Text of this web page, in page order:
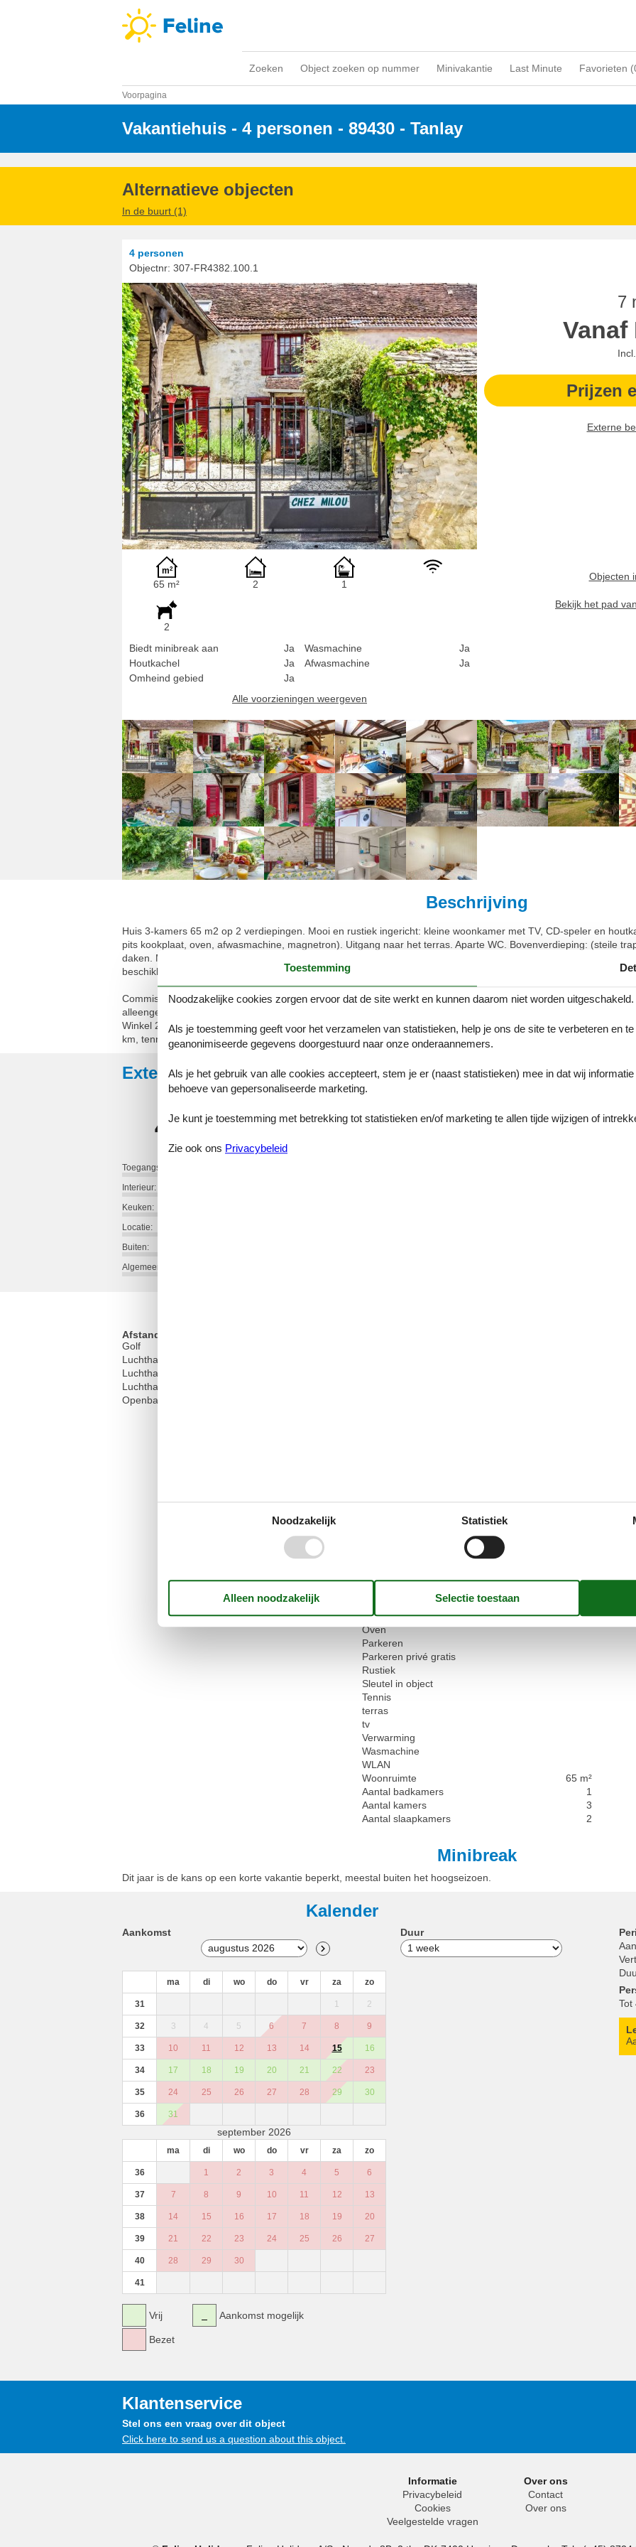
Zoeken Object zoeken op nummer Minivakantie Last Minute Favorieten (
Voorpagina
Vakantiehuis - 4 personen - 89430 - Tanlay
Alternatieve objecten
In de buurt (1)
4 personen
Objectnr: 307-FR4382.100.1
7
Vanaf
Prijzen
Externe
65 m² 2 1
2
Biedt minibreak aan
Ja
Houtkachel
Ja
Omheind gebied
Ja
Wasmachine
Ja
Afwasmachine
Ja
Alle voorzieningen weergeven
Objecten
Bekijk het pad
Beschrijving
Huis 3-kamers 65 m2 op 2 verdiepingen. Mooi en rustiek ingericht: kleine woonkamer met TV, CD-speler en
pits kookplaat, oven, afwasmachine, magnetron). Uitgang naar het terras. Aparte WC. Bovenverdieping: (steile
daken. Met afgeschuinde daken, 1 kamer met 2 bedden (90 cm). Douche/WC. Terrasmeubelen. Mooi uitzicht op
beschikking: wasmachine. Internet (WiFi, gratis). Parkeerplaats. Maximaal 2 huisdieren/honden toegestaan.
Commissey 2 km van Tanlay: Mooi, rustieke cottage "Chez Milou". Aan de rand van de plaats, rustige ligging, 50
alleengebruik: terrein 30 m2 (omheind) met planten en bloemen, binnenplaats. Terras, tuinmeubelen, barbecue.
Winkel 2 km, supermarkt 2 km, winkelcentrum 9 km, restaurant 2 km, bar 2 km, café 2 km, bushalte 8 km,
km, tennis 2 km, sportcentrum 9 km. Auto noodzakelijk. Niet geschikt voor kinderen onder 8 jaar. De eigenaar
Externe beoordelingen Onze
4,6
Toegangsweg:
Interieur:
Keuken:
Locatie:
Buiten:
Algemeen:
Geen gedetailleerde
Afstand
Golf
Luchthaven ANNE
Luchthaven CDG
Luchthaven ORY
Openbaar vervoer
Omheind
Oven
Parkeren
Parkeren privé gratis
Rustiek
Sleutel in object
Tennis
terras
tv
Verwarming
Wasmachine
WLAN
Woonruimte
65 m²
Aantal badkamers
1
Aantal kamers
3
Aantal slaapkamers
2
Minibreak
Dit jaar is de kans op een korte vakantie beperkt, meestal buiten het hoogseizoen.
Kalender
Aankomst
ma di wo do vr za zo
31 1 2
32 3 4 5 6 7 8 9
33 10 11 12 13 14 15 16
34 17 18 19 20 21 22 23
35 24 25 26 27 28 29 30
36 31
september 2026
ma di wo do vr za zo
36 1 2 3 4 5 6
37 7 8 9 10 11 12 13
38 14 15 16 17 18 19 20
39 21 22 23 24 25 26 27
40 28 29 30
41
Vrij
Bezet
Aankomst mogelijk
Duur
Tot
Klantenservice
Stel ons een vraag over dit object
Click here to send us a question about this object.
Informatie
Privacybeleid
Cookies
Veelgestelde vragen
Over ons
Contact
Over ons
Toestemming
Noodzakelijke cookies zorgen ervoor dat de site werkt en kunnen daarom niet worden uitgeschakeld.
Als je toestemming geeft voor het verzamelen van statistieken, help je ons de site te verbeteren en
geanonimiseerde gegevens doorgestuurd naar onze onderaannemers.
Als je het gebruik van alle cookies accepteert, stem je er (naast statistieken) mee in dat wij
behoeve van gepersonaliseerde marketing.
Je kunt je toestemming met betrekking tot statistieken en/of marketing te allen tijde wijzigen of
Zie ook ons Privacybeleid
Noodzakelijk Statistiek